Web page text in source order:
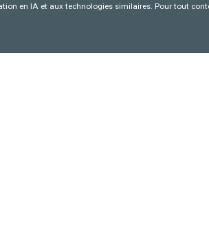
en IA et aux technologies similaires. Pour tout